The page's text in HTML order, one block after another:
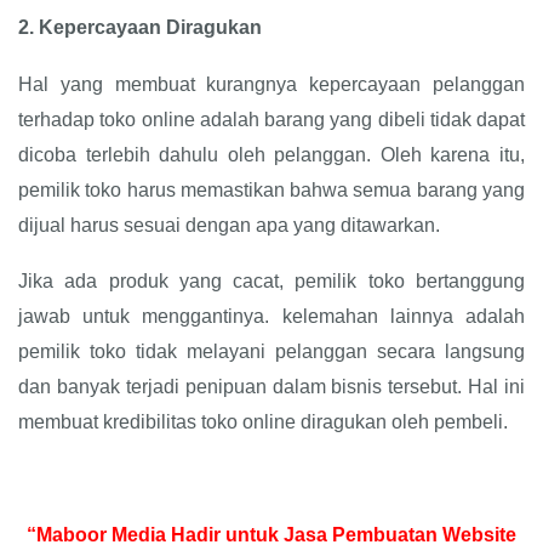
2. Kepercayaan Diragukan
Hal yang membuat kurangnya kepercayaan pelanggan
terhadap toko online adalah barang yang dibeli tidak dapat
dicoba terlebih dahulu oleh pelanggan. Oleh karena itu,
pemilik toko harus memastikan bahwa semua barang yang
dijual harus sesuai dengan apa yang ditawarkan.
Jika ada produk yang cacat, pemilik toko bertanggung
jawab untuk menggantinya. kelemahan lainnya adalah
pemilik toko tidak melayani pelanggan secara langsung
dan banyak terjadi penipuan dalam bisnis tersebut. Hal ini
membuat kredibilitas toko online diragukan oleh pembeli.
“Maboor Media Hadir untuk Jasa Pembuatan Website